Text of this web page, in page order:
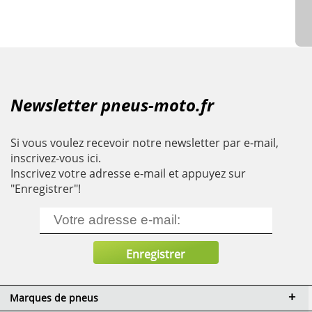
Newsletter pneus-moto.fr
Si vous voulez recevoir notre newsletter par e-mail,
inscrivez-vous ici.
Inscrivez votre adresse e-mail et appuyez sur
"Enregistrer"!
Marques de pneus